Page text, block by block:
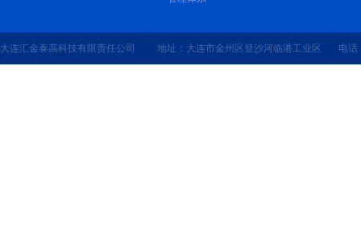
大连汇金泰高科技有限责任公司 地址：大连市金州区登沙河临港工业区 电